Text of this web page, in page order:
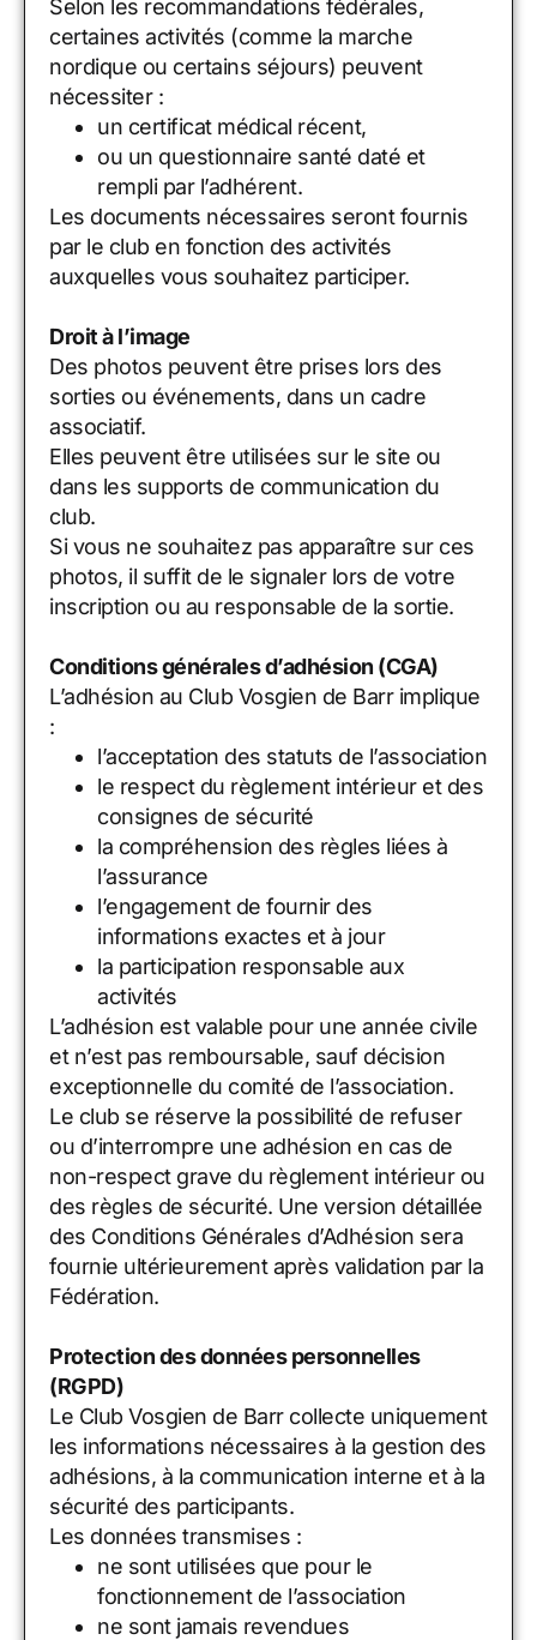
Selon les recommandations fédérales,
certaines activités (comme la marche
nordique ou certains séjours) peuvent
nécessiter :
un certificat médical récent,
ou un questionnaire santé daté et
rempli par l’adhérent.
Les documents nécessaires seront fournis
par le club en fonction des activités
auxquelles vous souhaitez participer.
Droit à l’image
Des photos peuvent être prises lors des
sorties ou événements, dans un cadre
associatif.
Elles peuvent être utilisées sur le site ou
dans les supports de communication du
club.
Si vous ne souhaitez pas apparaître sur ces
photos, il suffit de le signaler lors de votre
inscription ou au responsable de la sortie.
Conditions générales d’adhésion (CGA)
L’adhésion au Club Vosgien de Barr implique
:
l’acceptation des statuts de l’association
le respect du règlement intérieur et des
consignes de sécurité
la compréhension des règles liées à
l’assurance
l’engagement de fournir des
informations exactes et à jour
la participation responsable aux
activités
L’adhésion est valable pour une année civile
et n’est pas remboursable, sauf décision
exceptionnelle du comité de l’association.
Le club se réserve la possibilité de refuser
ou d’interrompre une adhésion en cas de
non-respect grave du règlement intérieur ou
des règles de sécurité. Une version détaillée
des Conditions Générales d’Adhésion sera
fournie ultérieurement après validation par la
Fédération.
Protection des données personnelles
(RGPD)
Le Club Vosgien de Barr collecte uniquement
les informations nécessaires à la gestion des
adhésions, à la communication interne et à la
sécurité des participants.
Les données transmises :
ne sont utilisées que pour le
fonctionnement de l’association
ne sont jamais revendues